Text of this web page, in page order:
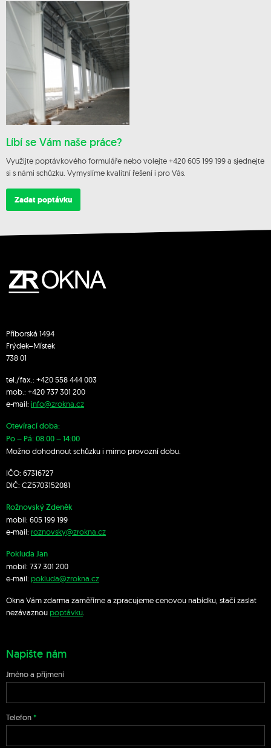
Líbí se Vám naše práce?
Využijte poptávkového formuláře nebo volejte +420 605 199 199 a sjednejte
si s námi schůzku. Vymyslíme kvalitní řešení i pro Vás.
Zadat poptávku
Příborská 1494
Frýdek–Místek
738 01
tel./fax.: +420 558 444 003
mob.: +420 737 301 200
e-mail: info@zrokna.cz
Otevírací doba:
Po – Pá: 08:00 – 14:00
Možno dohodnout schůzku i mimo provozní dobu.
IČO: 67316727
DIČ: CZ5703152081
Rožnovský Zdeněk
mobil: 605 199 199
e-mail: roznovsky@zrokna.cz
Pokluda Jan
mobil: 737 301 200
e-mail: pokluda@zrokna.cz
Okna Vám zdarma zaměříme a zpracujeme cenovou nabídku, stačí zaslat
nezávaznoupoptávku
Napište nám
Jméno a příjmení
Telefon